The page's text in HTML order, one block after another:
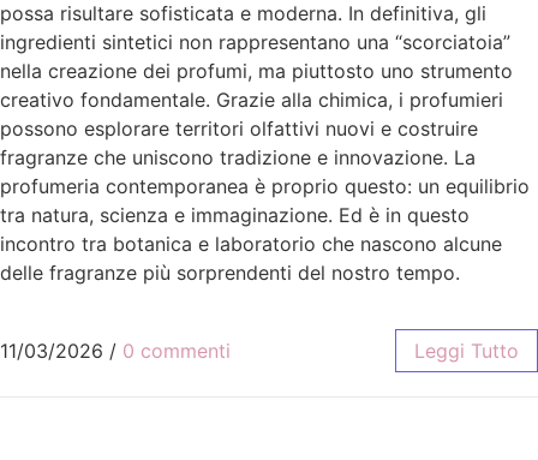
possa risultare sofisticata e moderna. In definitiva, gli
ingredienti sintetici non rappresentano una “scorciatoia”
nella creazione dei profumi, ma piuttosto uno strumento
creativo fondamentale. Grazie alla chimica, i profumieri
possono esplorare territori olfattivi nuovi e costruire
fragranze che uniscono tradizione e innovazione. La
profumeria contemporanea è proprio questo: un equilibrio
tra natura, scienza e immaginazione. Ed è in questo
incontro tra botanica e laboratorio che nascono alcune
delle fragranze più sorprendenti del nostro tempo.
11/03/2026 / 0 commenti Leggi Tutto